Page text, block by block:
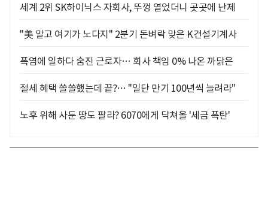
세계 2위 SK하이닉스 자회사, 뚜껑 열었더니 곳곳에 난제
"美 말고 여기가 노다지" 2분기 돈벼락 맞은 K건설기계사
폭염에 일하다 숨진 근로자… 회사 책임 0% 나온 까닭은
절세 혜택 쏠쏠했는데 끝?… "일단 만기 100년씩 늘려라"
노후 위해 사둔 땅도 팔라? 6070에게 닥쳐올 '세금 폭탄'